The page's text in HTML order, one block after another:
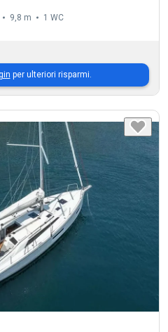
9,8 m 1 WC
per ulteriori risparmi.